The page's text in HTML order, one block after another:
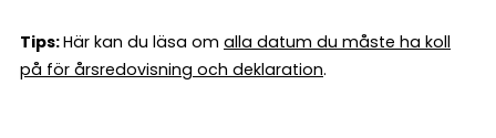
Tips:Här kan du läsa om alla datum du måste ha koll
på för årsredovisning och deklaration.